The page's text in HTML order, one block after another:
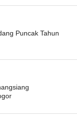
Puncak Tahun